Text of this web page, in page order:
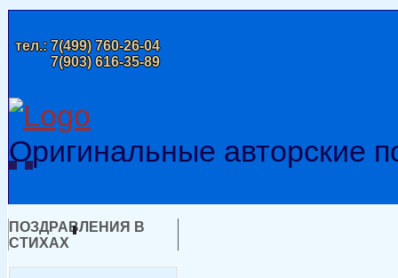
тел.:7(499) 760-26-04
7(903) 616-35-89
Оригинальные авторские
ПОЗДРАВЛЕНИЯ В
СТИХАХ